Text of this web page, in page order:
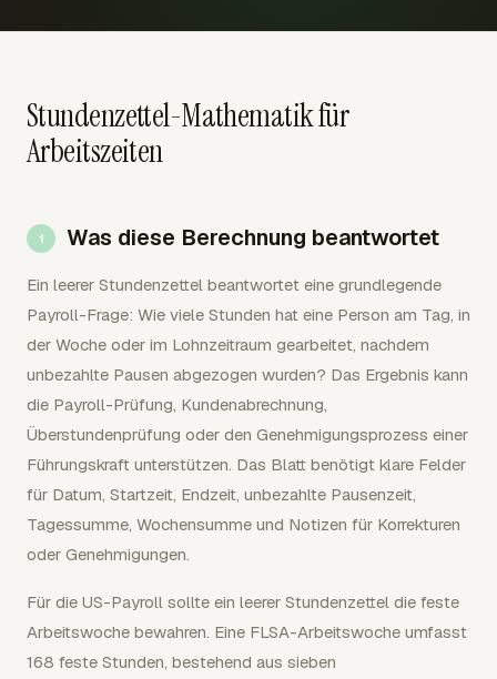
Stundenzettel-Mathematik für
Arbeitszeiten
Was diese Berechnung beantwortet
Ein leerer Stundenzettel beantwortet eine grundlegende
Payroll-Frage: Wie viele Stunden hat eine Person am Tag, in
der Woche oder im Lohnzeitraum gearbeitet, nachdem
unbezahlte Pausen abgezogen wurden? Das Ergebnis kann
die Payroll-Prüfung, Kundenabrechnung,
Überstundenprüfung oder den Genehmigungsprozess einer
Führungskraft unterstützen. Das Blatt benötigt klare Felder
für Datum, Startzeit, Endzeit, unbezahlte Pausenzeit,
Tagessumme, Wochensumme und Notizen für Korrekturen
oder Genehmigungen.
Für die US-Payroll sollte ein leerer Stundenzettel die feste
Arbeitswoche bewahren. Eine FLSA-Arbeitswoche umfasst
168 feste Stunden, bestehend aus sieben